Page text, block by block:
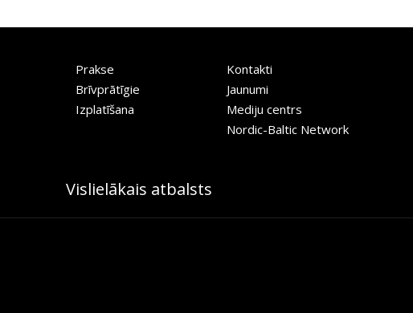
Prakse
Brīvprātīgie
Izplatīšana
Kontakti
Jaunumi
Mediju centrs
Nordic-Baltic Network
Vislielākais atbalsts